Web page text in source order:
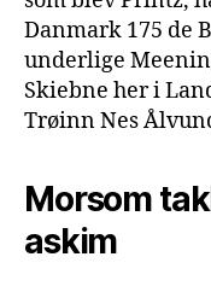
Danmark 175 de
underlige
Skiebne her i
Trøinn Nes
Morsom
askim